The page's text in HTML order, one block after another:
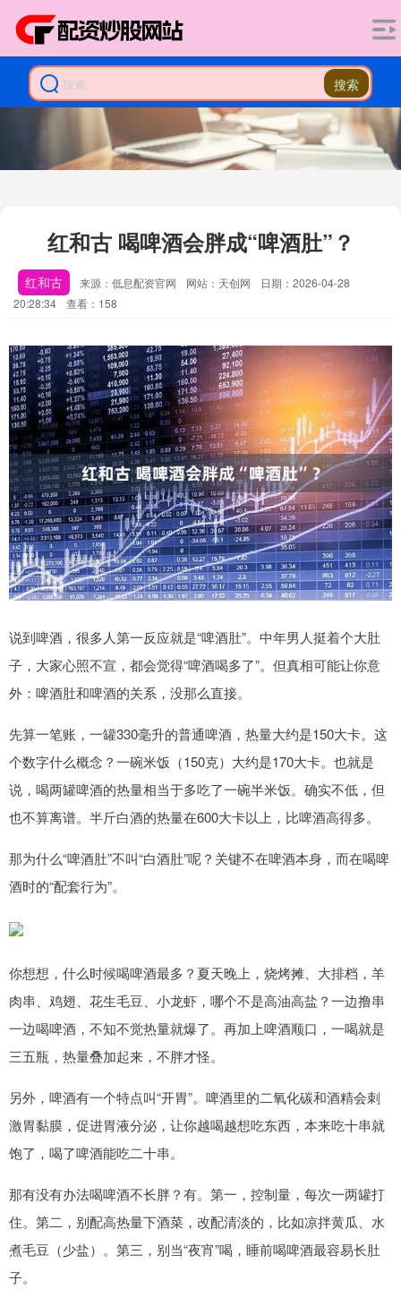
搜索
红和古 喝啤酒会胖成“啤酒肚”？
红和古 来源：低息配资官网 网站：天创网
日期：2026-04-28
20:28:34
查看：158
说到啤酒，很多人第一反应就是“啤酒肚”。中年男人挺着个大肚
子，大家心照不宣，都会觉得“啤酒喝多了”。但真相可能让你意
外：啤酒肚和啤酒的关系，没那么直接。
先算一笔账，一罐330毫升的普通啤酒，热量大约是150大卡。这
个数字什么概念？一碗米饭（150克）大约是170大卡。也就是
说，喝两罐啤酒的热量相当于多吃了一碗半米饭。确实不低，但
也不算离谱。半斤白酒的热量在600大卡以上，比啤酒高得多。
那为什么“啤酒肚”不叫“白酒肚”呢？关键不在啤酒本身，而在喝啤
酒时的“配套行为”。
你想想，什么时候喝啤酒最多？夏天晚上，烧烤摊、大排档，羊
肉串、鸡翅、花生毛豆、小龙虾，哪个不是高油高盐？一边撸串
一边喝啤酒，不知不觉热量就爆了。再加上啤酒顺口，一喝就是
三五瓶，热量叠加起来，不胖才怪。
另外，啤酒有一个特点叫“开胃”。啤酒里的二氧化碳和酒精会刺
激胃黏膜，促进胃液分泌，让你越喝越想吃东西，本来吃十串就
饱了，喝了啤酒能吃二十串。
那有没有办法喝啤酒不长胖？有。第一，控制量，每次一两罐打
住。第二，别配高热量下酒菜，改配清淡的，比如凉拌黄瓜、水
煮毛豆（少盐）。第三，别当“夜宵”喝，睡前喝啤酒最容易长肚
子。